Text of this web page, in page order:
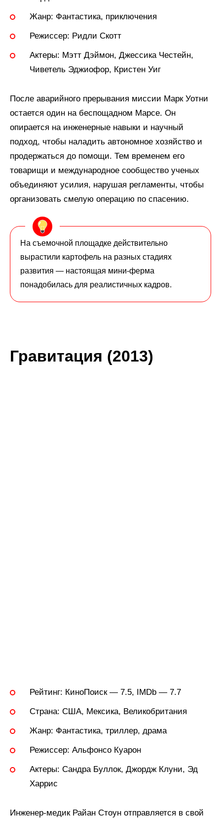
Жанр: Фантастика, приключения
Режиссер: Ридли Скотт
Актеры: Мэтт Дэймон, Джессика Честейн,
Чиветель Эджиофор, Кристен Уиг
После аварийного прерывания миссии Марк Уотни
остается один на беспощадном Марсе. Он
опирается на инженерные навыки и научный
подход, чтобы наладить автономное хозяйство и
продержаться до помощи. Тем временем его
товарищи и международное сообщество ученых
объединяют усилия, нарушая регламенты, чтобы
организовать смелую операцию по спасению.
На съемочной площадке действительно
вырастили картофель на разных стадиях
развития — настоящая мини-ферма
понадобилась для реалистичных кадров.
Гравитация (2013)
Рейтинг: КиноПоиск — 7.5, IMDb — 7.7
Страна: США, Мексика, Великобритания
Жанр: Фантастика, триллер, драма
Режиссер: Альфонсо Куарон
Актеры: Сандра Буллок, Джордж Клуни, Эд
Харрис
Инженер-медик Райан Стоун отправляется в свой